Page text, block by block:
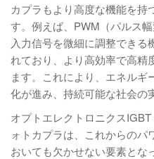
カプラもより高度な機能を持
す。例えば、PWM（パルス
入力信号を微細に調整できる
れており、より高効率で高精
ます。これにより、エネル
化が進み、持続可能な社会の
オプトエレクトロニクス
ォトカプラは、これからのパ
おいても欠かせない要素とな